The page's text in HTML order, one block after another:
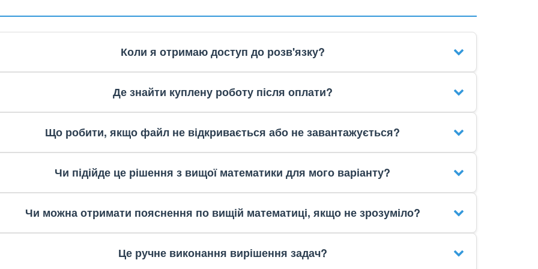
Коли я отримаю доступ до розв'язку?
Де знайти куплену роботу після оплати?
Що робити, якщо файл не відкривається або не завантажується?
Чи підійде це рішення з вищої математики для мого варіанту?
Чи можна отримати пояснення по вищій математиці, якщо не зрозуміло?
Це ручне виконання вирішення задач?